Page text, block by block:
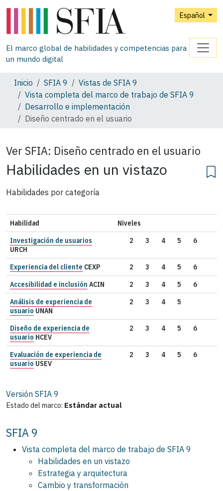
Español
El marco global de habilidades y competencias para
un mundo digital
Inicio SFIA 9
Vistas de SFIA 9
Vista completa del marco de trabajo de SFIA 9
Desarrollo e implementación
Diseño centrado en el usuario
Ver SFIA: Diseño centrado en el usuario
Habilidades en un vistazo
Habilidades por categoría
Habilidad
Niveles
Investigación de usuarios
URCH
2 3 4 5 6
Experiencia del cliente CEXP 2 3 4 5
6
Accesibilidad e inclusión ACIN 2 3 4 5
6
Análisis de experiencia de
usuario UNAN
2 3 4 5
Diseño de experiencia de
usuario HCEV
2 3 4 5 6
Evaluación de experiencia de
usuario USEV
2 3 4 5 6
Versión SFIA 9
Estado del marco: Estándar actual
SFIA 9
Vista completa del marco de trabajo de SFIA 9
Habilidades en un vistazo
Estrategia y arquitectura
Cambio y transformación